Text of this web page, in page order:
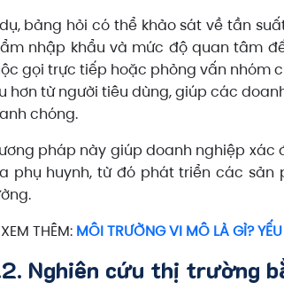
bảng hỏi có thể khảo sát về tần
nhập khẩu và mức độ quan tâm
gọi trực tiếp hoặc phỏng vấn nhóm
hơn từ người tiêu dùng, giúp các
chóng.
pháp này giúp doanh nghiệp
phụ huynh, từ đó phát triển các
THÊM: MÔI TRƯỜNG VI MÔ LÀ GÌ?
Nghiên cứu thị trường